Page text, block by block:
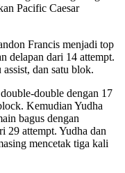
Pacific Caesar
Francis menjadi top
delapan dari 14 attempt.
dan satu blok.
double dengan 17
Kemudian Yudha
bagus dengan
29 attempt. Yudha dan
mencetak tiga kali